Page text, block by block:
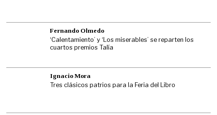
Fernando Olmedo
‘Calentamiento’ y ‘Los miserables’ se reparten los
cuartos premios Talía
Ignacio Mora
Tres clásicos patrios para la Feria del Libro